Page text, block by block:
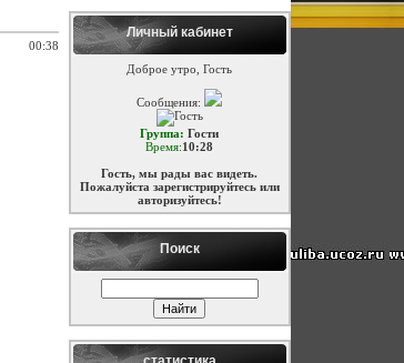
00:38
Личный кабинет
Доброе утро, Гость
Сообщения:
Группа: Гости
Время:10:28
Гость, мы рады вас видеть.
Пожалуйста зарегистрируйтесь или
авторизуйтесь!
Поиск